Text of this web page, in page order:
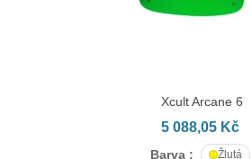
Xcult Arcane 6
5 088,05 Kč
Barva : Žlutá